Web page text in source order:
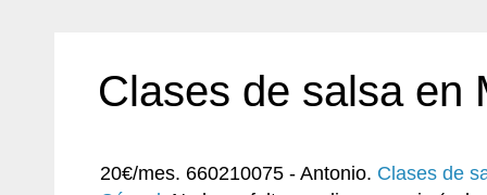
Clases de salsa en
20€/mes. 660210075 - Antonio. Clases de